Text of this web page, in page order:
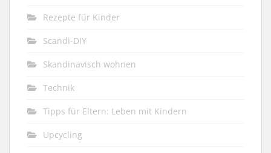
Rezepte für Kinder
Scandi-DIY
Skandinavisch wohnen
Technik
Tipps für Eltern: Leben mit Kindern
Upcycling